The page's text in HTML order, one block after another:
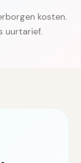
kosten.
uurtarief.